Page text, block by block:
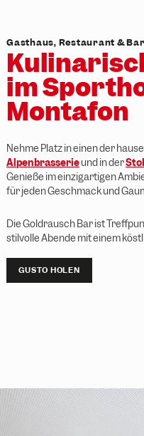
Gasthaus, Restaurant & Bar
im
Montafon
Nehme Platz in einen der
Alpenbrasserieund in der
Genieße im einzigartigen
für jeden Geschmack und
Die Goldrausch Bar ist
stilvolle Abende mit einem
GUSTO HOLEN